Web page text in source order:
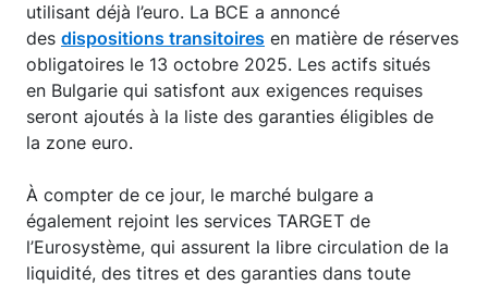
utilisant déjà l’euro. La BCE a annoncé
des dispositions transitoires en matière de réserves
obligatoires le 13 octobre 2025. Les actifs situés
en Bulgarie qui satisfont aux exigences requises
seront ajoutés à la liste des garanties éligibles de
la zone euro.
À compter de ce jour, le marché bulgare a
également rejoint les services TARGET de
l’Eurosystème, qui assurent la libre circulation de la
liquidité, des titres et des garanties dans toute